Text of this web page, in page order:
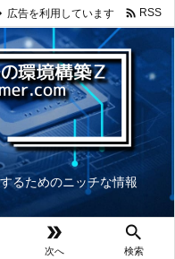
るためのニッチな情報

次へ

検索
広告を利用しています  RSS